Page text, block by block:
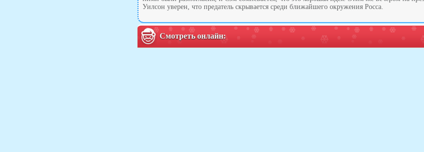
Уилсон уверен, что предатель скрывается среди ближайшего окружения Росса.
Смотреть онлайн: